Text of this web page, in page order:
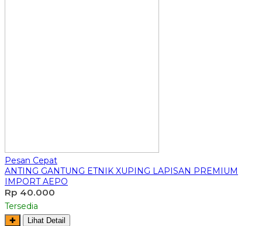
Pesan Cepat
ANTING GANTUNG ETNIK XUPING LAPISAN PREMIUM
IMPORT AEPO
Rp 40.000
Tersedia
✚ Lihat Detail